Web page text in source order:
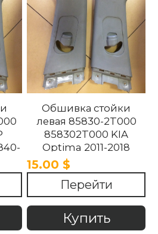
Обшивка стойки
левая 85830-2T000
858302T000 KIA
Optima 2011-2018
15.00 $
Перейти
Купить